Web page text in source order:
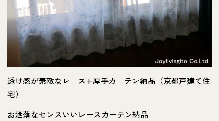
透け感が素敵なレース+厚手カーテン納品（京都戸建て住
宅）
お洒落なセンスいいレースカーテン納品